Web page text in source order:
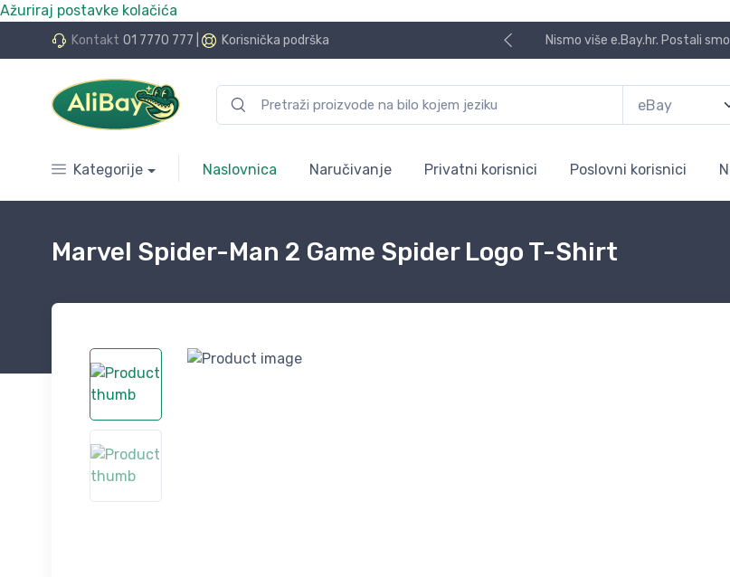
Ažuriraj postavke kolačića
Kontakt 01 7770 777 Korisnička podrška
24 rate bez kamata Nismo više e.Bay.hr. Postali
Kategorije Naslovnica Naručivanje Privatni korisnici Poslovni korisnici
Marvel Spider-Man 2 Game Spider Logo T-Shirt